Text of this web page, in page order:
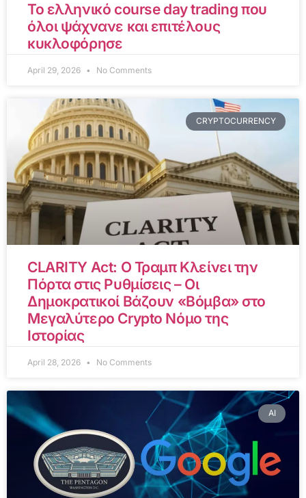
Το ελληνικό course day trading που
όλοι ψάχνανε και επιτέλους
κυκλοφόρησε
April 29, 2026 No Comments
CRYPTOCURRENCY
CLARITY Act: Ο Τραμπ Κλείνει την
Πόρτα στις Ρυθμίσεις – Οι
Δημοκρατικοί Βάζουν «Βόμβα» στο
Μεγαλύτερο Crypto Νόμο της
Ιστορίας
April 28, 2026 No Comments
AI